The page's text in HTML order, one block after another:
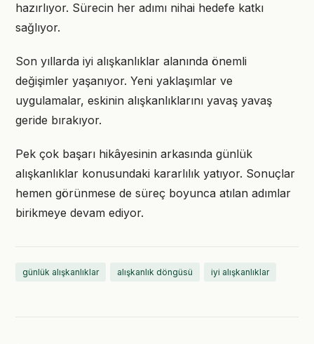
hazırlıyor. Sürecin her adımı nihai hedefe katkı
sağlıyor.
Son yıllarda iyi alışkanlıklar alanında önemli
değişimler yaşanıyor. Yeni yaklaşımlar ve
uygulamalar, eskinin alışkanlıklarını yavaş yavaş
geride bırakıyor.
Pek çok başarı hikâyesinin arkasında günlük
alışkanlıklar konusundaki kararlılık yatıyor. Sonuçlar
hemen görünmese de süreç boyunca atılan adımlar
birikmeye devam ediyor.
günlük alışkanlıklar alışkanlık döngüsü iyi alışkanlıklar